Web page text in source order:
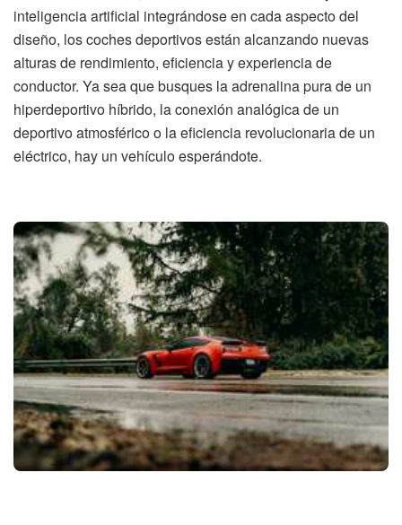
inteligencia artificial integrándose en cada aspecto del
diseño, los coches deportivos están alcanzando nuevas
alturas de rendimiento, eficiencia y experiencia de
conductor. Ya sea que busques la adrenalina pura de un
hiperdeportivo híbrido, la conexión analógica de un
deportivo atmosférico o la eficiencia revolucionaria de un
eléctrico, hay un vehículo esperándote.